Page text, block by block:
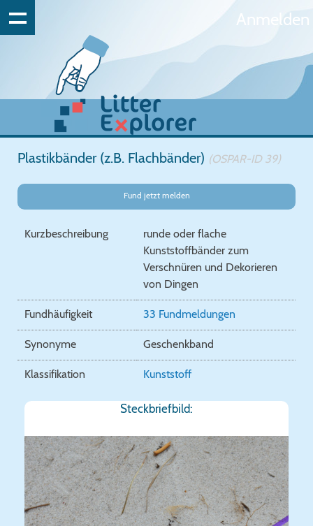
Anmelden
Plastikbänder (z.B. Flachbänder) (OSPAR-ID 39)
Fund jetzt melden
Kurzbeschreibung
runde oder flache
Kunststoffbänder zum
Verschnüren und Dekorieren
von Dingen
Fundhäufigkeit 33 Fundmeldungen
Synonyme Geschenkband
Klassifikation Kunststoff
Steckbriefbild: